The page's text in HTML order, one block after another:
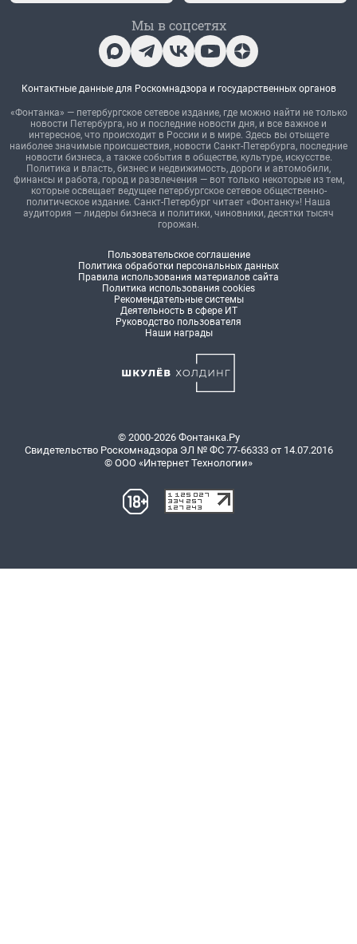
Мы в соцсетях
Контактные данные для Роскомнадзора и государственных органов
«Фонтанка» — петербургское сетевое издание, где можно найти не только
новости Петербурга, но и последние новости дня, и все важное и
интересное, что происходит в России и в мире. Здесь вы отыщете
наиболее значимые происшествия, новости Санкт-Петербурга, последние
новости бизнеса, а также события в обществе, культуре, искусстве.
Политика и власть, бизнес и недвижимость, дороги и автомобили,
финансы и работа, город и развлечения — вот только некоторые из тем,
которые освещает ведущее петербургское сетевое общественно-
политическое издание. Санкт-Петербург читает «Фонтанку»! Наша
аудитория — лидеры бизнеса и политики, чиновники, десятки тысяч
горожан.
Пользовательское соглашение
Политика обработки персональных данных
Правила использования материалов сайта
Политика использования cookies
Рекомендательные системы
Деятельность в сфере ИТ
Руководство пользователя
Наши награды
© 2000-2026 Фонтанка.Ру
Свидетельство Роскомнадзора ЭЛ № ФС 77-66333 от 14.07.2016
© ООО «Интернет Технологии»